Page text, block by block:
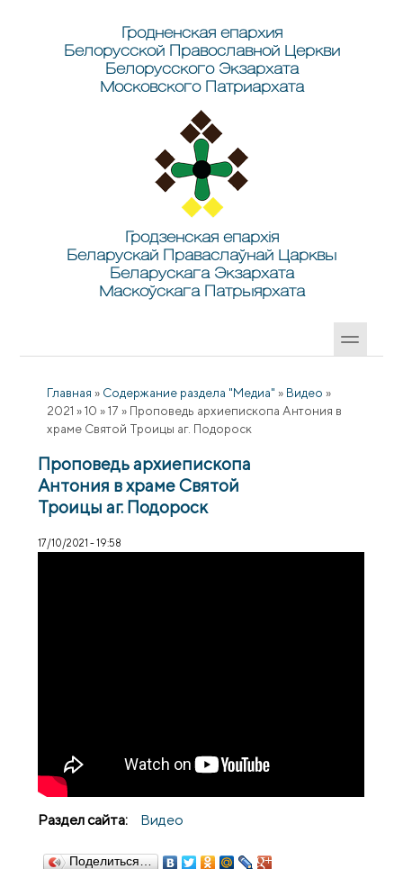
Гродненская епархия
Белорусской Православной Церкви
Белорусского Экзархата
Московского Патриархата
Гродзенская епархія
Беларускай Праваслаўнай Царквы
Беларускага Экзархата
Маскоўскага Патрыярхата
Главная » Содержание раздела "Медиа" » Видео »
2021 » 10 » 17 » Проповедь архиепископа Антония в
храме Святой Троицы аг. Подороск
Проповедь архиепископа
Антония в храме Святой
Троицы аг. Подороск
17/10/2021 - 19:58
Раздел сайта: Видео
Поделиться…